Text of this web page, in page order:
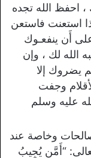
احفظ الله تجده
استعنت فاستعن
أَن ينفعـوك
الله لك ، وإن
يضروك إلا
وجفت
عليه وسلم
وخاصة عند
“أَمَّن يُجِيبُ